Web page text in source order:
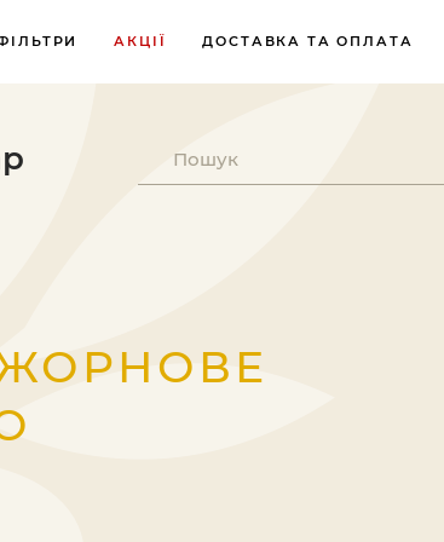
АКЦІЇ ДОСТАВКА ТА ОПЛАТА
ЖОРНОВЕ